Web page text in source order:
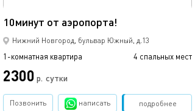
10минут от аэропорта!
Нижний Новгород, бульвар Южный, д.13
1-комнатная квартира 4 спальных мест
2300 р. сутки
подробнее
Позвонить написать Забронировать